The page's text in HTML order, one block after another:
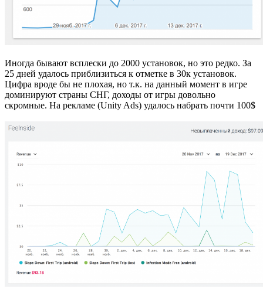
Иногда бывают всплески до 2000 установок, но это редко. За
25 дней удалось приблизиться к отметке в 30к установок.
Цифра вроде бы не плохая, но т.к. на данный момент в игре
доминируют страны СНГ, доходы от игры довольно
скромные. На рекламе (Unity Ads) удалось набрать почти 100$